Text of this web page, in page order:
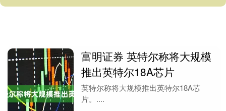
富明证券 英特尔称将大规模
推出英特尔18A芯片
英特尔称将大规模推出英特尔18A芯
片。....